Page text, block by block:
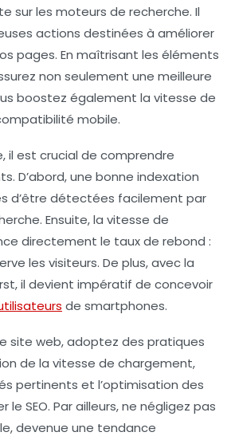
sur les moteurs de recherche. Il
actions destinées à améliorer
pages. En maîtrisant les éléments
non seulement une meilleure
boostez également la vitesse de
mobile.
il est crucial de comprendre
D’abord, une bonne indexation
d’être détectées facilement par
Ensuite, la vitesse de
directement le taux de rebond :
les visiteurs. De plus, avec la
, il devient impératif de concevoir
de smartphones.
site web, adoptez des pratiques
de la vitesse de chargement,
pertinents et l’optimisation des
le SEO. Par ailleurs, ne négligez pas
, devenue une tendance